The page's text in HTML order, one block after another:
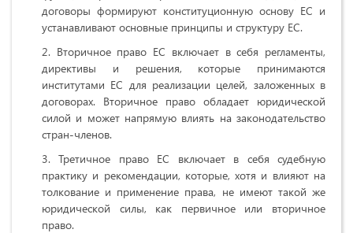
договоры формируют конституционную основу ЕС и
устанавливают основные принципы и структуру ЕС.
Вторичное право ЕС включает в себя регламенты,
директивы и решения, которые принимаются
институтами ЕС для реализации целей, заложенных в
договорах. Вторичное право обладает юридической
силой и может напрямую влиять на законодательство
стран-членов.
Третичное право ЕС включает в себя судебную
практику и рекомендации, которые, хотя и влияют на
толкование и применение права, не имеют такой же
юридической силы, как первичное или вторичное
право.